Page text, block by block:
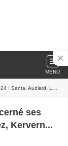
MENU
Lopez, Kervern...
ses
Kervern...